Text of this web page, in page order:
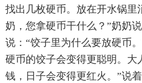
找出几枚硬币。放在开水锅里
奶，您拿硬币干什么？”奶奶
说：“饺子里为什么要放硬币
硬币的饺子会变得更聪明。大
钱，日子会变得更红火。”说